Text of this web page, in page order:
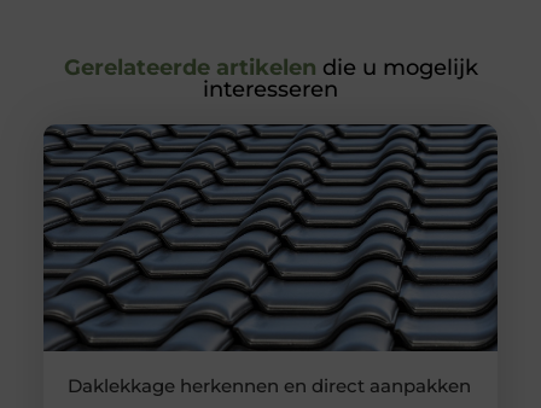
Gerelateerde artikelen die u mogelijk
interesseren
Daklekkage herkennen en direct aanpakken